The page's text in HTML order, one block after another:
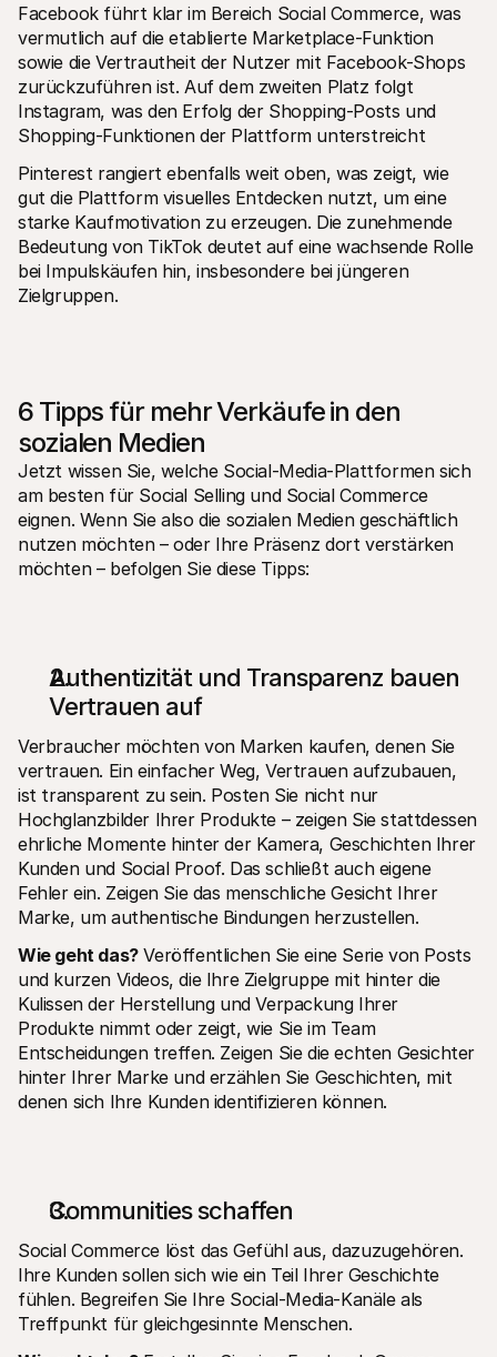
Facebook führt klar im Bereich Social Commerce, was
vermutlich auf die etablierte Marketplace-Funktion
sowie die Vertrautheit der Nutzer mit Facebook-Shops
zurückzuführen ist. Auf dem zweiten Platz folgt
Instagram, was den Erfolg der Shopping-Posts und
Shopping-Funktionen der Plattform unterstreicht
Pinterest rangiert ebenfalls weit oben, was zeigt, wie
gut die Plattform visuelles Entdecken nutzt, um eine
starke Kaufmotivation zu erzeugen. Die zunehmende
Bedeutung von TikTok deutet auf eine wachsende Rolle
bei Impulskäufen hin, insbesondere bei jüngeren
Zielgruppen.
6 Tipps für mehr Verkäufe in den
sozialen Medien
Jetzt wissen Sie, welche Social-Media-Plattformen sich
am besten für Social Selling und Social Commerce
eignen. Wenn Sie also die sozialen Medien geschäftlich
nutzen möchten – oder Ihre Präsenz dort verstärken
möchten – befolgen Sie diese Tipps:
Authentizität und Transparenz bauen
Vertrauen auf
Verbraucher möchten von Marken kaufen, denen Sie
vertrauen. Ein einfacher Weg, Vertrauen aufzubauen,
ist transparent zu sein. Posten Sie nicht nur
Hochglanzbilder Ihrer Produkte – zeigen Sie stattdessen
ehrliche Momente hinter der Kamera, Geschichten Ihrer
Kunden und Social Proof. Das schließt auch eigene
Fehler ein. Zeigen Sie das menschliche Gesicht Ihrer
Marke, um authentische Bindungen herzustellen.
Wie geht das? Veröffentlichen Sie eine Serie von Posts
und kurzen Videos, die Ihre Zielgruppe mit hinter die
Kulissen der Herstellung und Verpackung Ihrer
Produkte nimmt oder zeigt, wie Sie im Team
Entscheidungen treffen. Zeigen Sie die echten Gesichter
hinter Ihrer Marke und erzählen Sie Geschichten, mit
denen sich Ihre Kunden identifizieren können.
Communities schaffen
Social Commerce löst das Gefühl aus, dazuzugehören.
Ihre Kunden sollen sich wie ein Teil Ihrer Geschichte
fühlen. Begreifen Sie Ihre Social-Media-Kanäle als
Treffpunkt für gleichgesinnte Menschen.